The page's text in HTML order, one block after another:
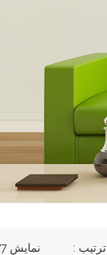
نمایش 277–288 از 304 نتیجه ترتیب :